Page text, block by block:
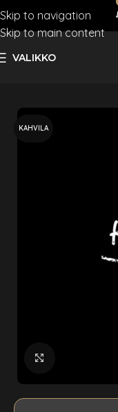
Skip to navigation
Skip to main content
VALIKKO
KAHVILA